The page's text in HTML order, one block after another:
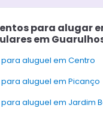
em
para aluguel em Centro
para aluguel em Picanço
para aluguel em Jardim